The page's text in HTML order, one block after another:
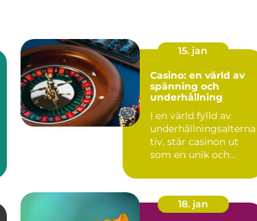
15. jan
Casino: en värld av
spänning och
underhållning
I en värld fylld av
underhållningsalterna
tiv, står casinon ut
som en unik och
18. jan